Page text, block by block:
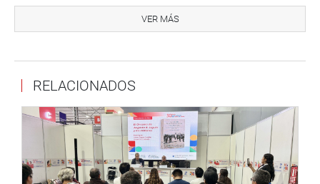
iniciales a S/ 1,885 millones.
De otro lado, ante la ausencia de los representantes de la
participe en la sesión del próximo 20 de junio, a fin de que
para explique las acciones de control realizadas en estas
regiones.
Se debe destacar que, durante la sesión de la comisión
especial, la representante de la Procuraduría General del
VER MÁS
RELACIONADOS